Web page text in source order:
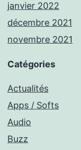
janvier 2022
décembre 2021
novembre 2021
Catégories
Actualités
Apps / Softs
Audio
Buzz